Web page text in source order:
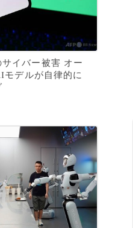
イバー被害 オー
デルが自律的に